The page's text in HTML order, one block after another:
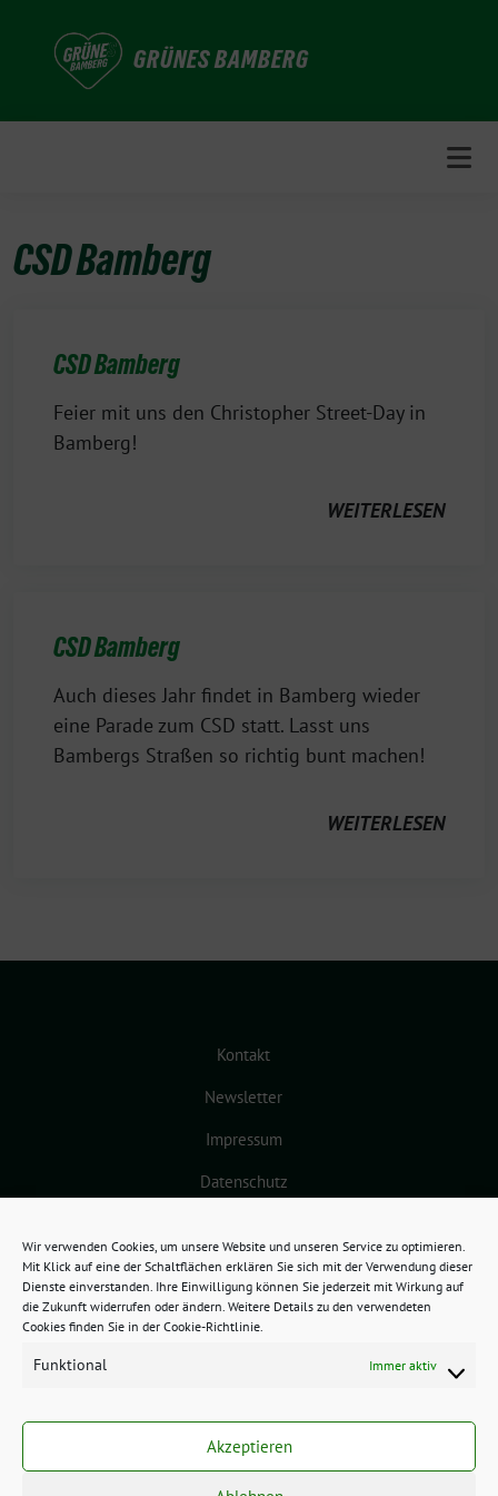
Wir verwenden Cookies, um unsere Website und unseren Service zu optimieren.
Mit Klick auf eine der Schaltflächen erklären Sie sich mit der Verwendung dieser
Dienste einverstanden. Ihre Einwilligung können Sie jederzeit mit Wirkung auf
die Zukunft widerrufen oder ändern. Weitere Details zu den verwendeten
Cookies finden Sie in der Cookie-Richtlinie.
Funktional Immer aktiv
Akzeptieren
GRÜNES BAMBERG
CSD Bamberg
CSD Bamberg
Feier mit uns den Christopher Street-Day in
Bamberg!
WEITERLESEN
CSD Bamberg
Auch dieses Jahr findet in Bamberg wieder
eine Parade zum CSD statt. Lasst uns
Bambergs Straßen so richtig bunt machen!
WEITERLESEN
Kontakt
Newsletter
Impressum
Datenschutz
freie grüne Themesunflower‐ ein